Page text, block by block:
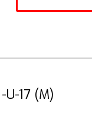
-U-17 (M)